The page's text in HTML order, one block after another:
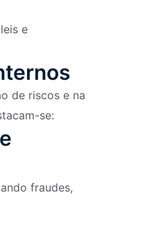
e
de riscos e na
se:
fraudes,